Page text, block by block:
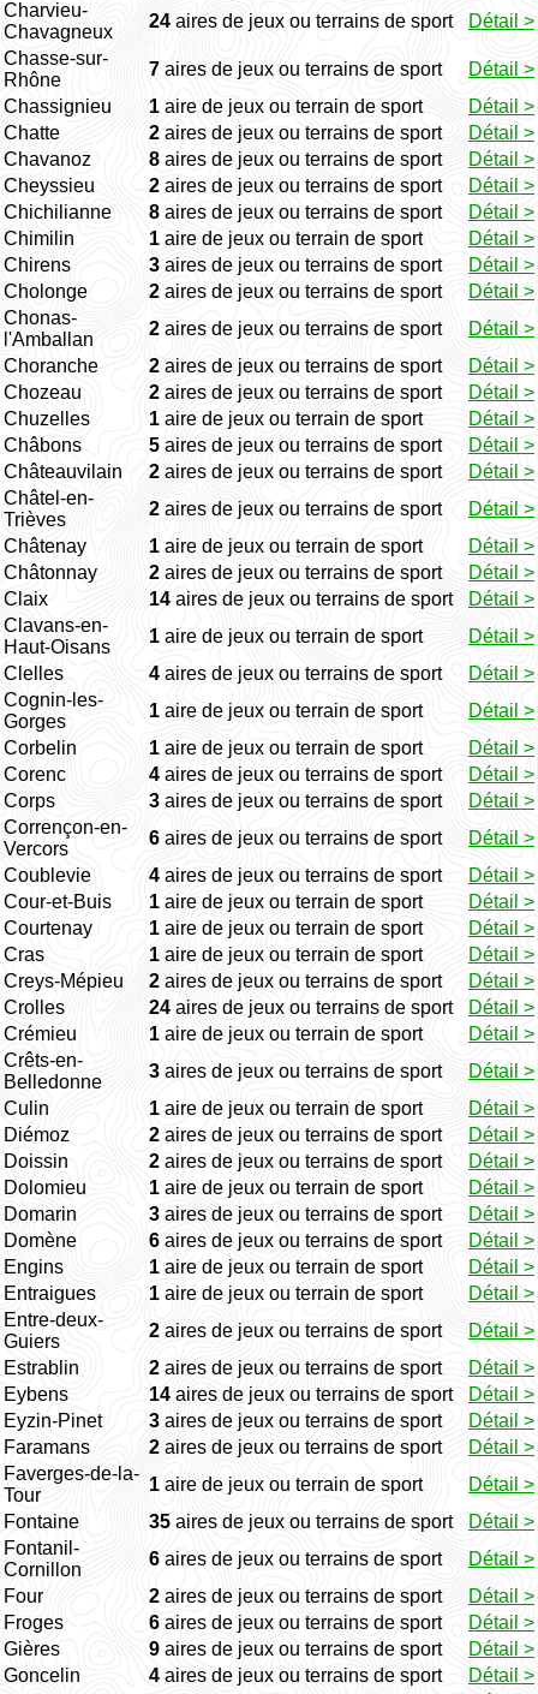
Charvieu-
Chavagneux
24 aires de jeux ou terrains de sport
Détail >
Chasse-sur-
Rhône
7 aires de jeux ou terrains de sport
Détail >
Chassignieu
1 aire de jeux ou terrain de sport
Détail >
Chatte
2 aires de jeux ou terrains de sport
Détail >
Chavanoz
8 aires de jeux ou terrains de sport
Détail >
Cheyssieu
2 aires de jeux ou terrains de sport
Détail >
Chichilianne
8 aires de jeux ou terrains de sport
Détail >
Chimilin
1 aire de jeux ou terrain de sport
Détail >
Chirens
3 aires de jeux ou terrains de sport
Détail >
Cholonge
2 aires de jeux ou terrains de sport
Détail >
Chonas-
l'Amballan
2 aires de jeux ou terrains de sport
Détail >
Choranche
2 aires de jeux ou terrains de sport
Détail >
Chozeau
2 aires de jeux ou terrains de sport
Détail >
Chuzelles
1 aire de jeux ou terrain de sport
Détail >
Châbons
5 aires de jeux ou terrains de sport
Détail >
Châteauvilain
2 aires de jeux ou terrains de sport
Détail >
Châtel-en-
Trièves
2 aires de jeux ou terrains de sport
Détail >
Châtenay
1 aire de jeux ou terrain de sport
Détail >
Châtonnay
2 aires de jeux ou terrains de sport
Détail >
Claix
14 aires de jeux ou terrains de sport
Détail >
Clavans-en-
Haut-Oisans
1 aire de jeux ou terrain de sport
Détail >
Clelles
4 aires de jeux ou terrains de sport
Détail >
Cognin-les-
Gorges
1 aire de jeux ou terrain de sport
Détail >
Corbelin
1 aire de jeux ou terrain de sport
Détail >
Corenc
4 aires de jeux ou terrains de sport
Détail >
Corps
3 aires de jeux ou terrains de sport
Détail >
Corrençon-en-
Vercors
6 aires de jeux ou terrains de sport
Détail >
Coublevie
4 aires de jeux ou terrains de sport
Détail >
Cour-et-Buis
1 aire de jeux ou terrain de sport
Détail >
Courtenay
1 aire de jeux ou terrain de sport
Détail >
Cras
1 aire de jeux ou terrain de sport
Détail >
Creys-Mépieu
2 aires de jeux ou terrains de sport
Détail >
Crolles
24 aires de jeux ou terrains de sport
Détail >
Crémieu
1 aire de jeux ou terrain de sport
Détail >
Crêts-en-
Belledonne
3 aires de jeux ou terrains de sport
Détail >
Culin
1 aire de jeux ou terrain de sport
Détail >
Diémoz
2 aires de jeux ou terrains de sport
Détail >
Doissin
2 aires de jeux ou terrains de sport
Détail >
Dolomieu
1 aire de jeux ou terrain de sport
Détail >
Domarin
3 aires de jeux ou terrains de sport
Détail >
Domène
6 aires de jeux ou terrains de sport
Détail >
Engins
1 aire de jeux ou terrain de sport
Détail >
Entraigues
1 aire de jeux ou terrain de sport
Détail >
Entre-deux-
Guiers
2 aires de jeux ou terrains de sport
Détail >
Estrablin
2 aires de jeux ou terrains de sport
Détail >
Eybens
14 aires de jeux ou terrains de sport
Détail >
Eyzin-Pinet
3 aires de jeux ou terrains de sport
Détail >
Faramans
2 aires de jeux ou terrains de sport
Détail >
Faverges-de-la-
Tour
1 aire de jeux ou terrain de sport
Détail >
Fontaine
35 aires de jeux ou terrains de sport
Détail >
Fontanil-
Cornillon
6 aires de jeux ou terrains de sport
Détail >
Four
2 aires de jeux ou terrains de sport
Détail >
Froges
6 aires de jeux ou terrains de sport
Détail >
Gières
9 aires de jeux ou terrains de sport
Détail >
Goncelin
4 aires de jeux ou terrains de sport
Détail >